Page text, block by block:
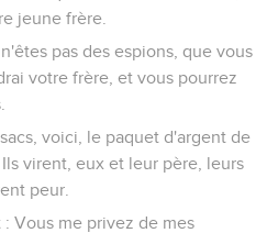
jeune frère.
pas des espions, que vous
votre frère, et vous pourrez
voici, le paquet d'argent de
virent, eux et leur père, leurs
peur.
Vous me privez de mes